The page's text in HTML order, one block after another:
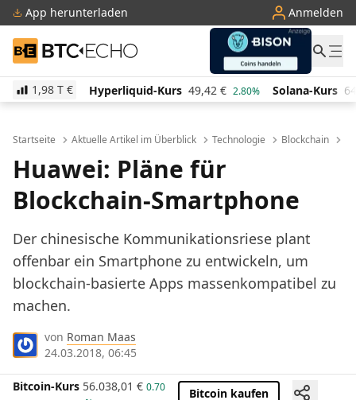
App herunterladen Anmelden
BTC-ECHO
1,98 T €
Kurs 49,42 € 2.80% Solana-Kurs 64,18 € 0.00%
Startseite Aktuelle Artikel im Überblick Technologie Blockchain
Huawei: Pläne für
Blockchain-Smartphone
Der chinesische Kommunikationsriese plant
offenbar ein Smartphone zu entwickeln, um
blockchain-basierte Apps massenkompatibel zu
machen.
von Roman Maas
24.03.2018, 06:45
Bitcoin-Kurs 56.038,01 € 0.70
Bitcoin kaufen